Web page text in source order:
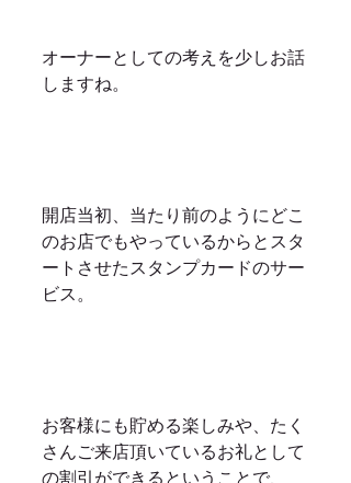
オーナーとしての考えを少しお話
しますね。
開店当初、当たり前のようにどこ
のお店でもやっているからとスタ
ートさせたスタンプカードのサー
ビス。
お客様にも貯める楽しみや、たく
さんご来店頂いているお礼として
の割引ができるということで、